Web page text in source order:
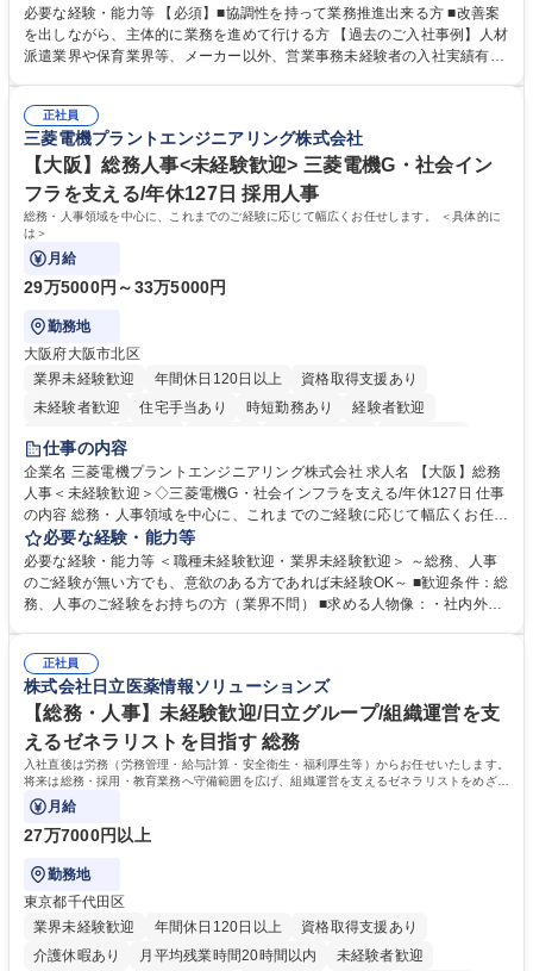
善をお任せ。 【教育制度】ご入社後、育成担当とペアになりながらOJTに
て業務を覚えていただくことが可能です。業務システムがきちんと構築さ
れているため、スムーズに仕事に慣れることができる環境です。また、
募集職種 【大阪・京都・滋賀】営業事務 ※未経験可
必要な経験・能力等 【必須】■協調性を持って業務推進出来る方 ■改善案
を出しながら、主体的に業務を進めて行ける方 【過去のご入社事例】人材
派遣業界や保育業界等、メーカー以外、営業事務未経験者の入社実績有
えて、お客様や社員の状況に合わせ、能動的なサポート、改善の動きも期
待され。組織を支えるスペシャリストとして、チームに貢献し、結果的に
社員から頼られる存在になることができます。平均19:30の退勤以降の業
務の持ち帰りも禁止されており、メリハリのある働き方となります。 学
歴・資格 学歴：大学院 大学 高専 短大 語学力： 資格：
正社員
三菱電機プラントエンジニアリング株式会社
【大阪】総務人事<未経験歓迎> 三菱電機G・社会イン
フラを支える/年休127日 採用人事
総務・人事領域を中心に、これまでのご経験に応じて幅広くお任せします。 ＜具体的に
は＞
月給
29万5000円～33万5000円
勤務地
大阪府大阪市北区
業界未経験歓迎
年間休日120日以上
資格取得支援あり
未経験者歓迎
住宅手当あり 時短勤務あり
経験者歓迎
退職金あり
駅近5分以内
土日祝休み 服装自由 寮・社宅あり 食事補助あり
仕事の内容
企業名 三菱電機プラントエンジニアリング株式会社 求人名 【大阪】総務
人事＜未経験歓迎＞◇三菱電機G・社会インフラを支える/年休127日 仕事
の内容 総務・人事領域を中心に、これまでのご経験に応じて幅広くお任せ
します。 ＜具体的には＞ ・総務/人事労務（給与・社保・勤怠管理など）
・採用・教育研修 ・福利厚生運用 など ※基本的には事務所勤務ですが、
採用や教育等の業務内容により、関西圏以外への日帰り・宿泊を伴う国内
出張もございます。 ※担当業務を持ちつつ、お互いに助け合いながら、総
必要な経験・能力等
必要な経験・能力等 ＜職種未経験歓迎・業界未経験歓迎＞ ～総務、人事
のご経験が無い方でも、意欲のある方であれば未経験OK～ ■歓迎条件：総
務、人事のご経験をお持ちの方（業界不問） ■求める人物像：・社内外の
正社員
株式会社日立医薬情報ソリューションズ
【総務・人事】未経験歓迎/日立グループ/組織運営を支
えるゼネラリストを目指す 総務
入社直後は労務（労務管理・給与計算・安全衛生・福利厚生等）からお任せいたします。
将来は総務・採用・教育業務へ守備範囲を広げ、組織運営を支えるゼネラリストをめざせ
ます。
月給
27万7000円以上
勤務地
東京都千代田区
業界未経験歓迎
年間休日120日以上
資格取得支援あり
介護休暇あり
月平均残業時間20時間以内 未経験者歓迎